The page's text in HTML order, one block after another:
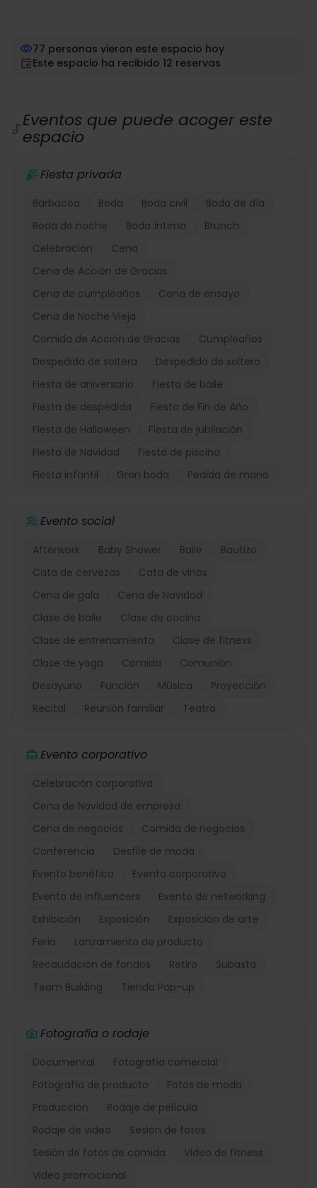
77 personas vieron este espacio hoy
Este espacio ha recibido 12 reservas
Eventos que puede acoger este
espacio
Fiesta privada
Barbacoa Boda Boda civil
Boda de día
Boda de noche
Boda íntima
Brunch
Celebración
Cena
Cena de Acción de Gracias
Cena de cumpleaños
Cena de ensayo
Cena de Noche Vieja
Comida de Acción de Gracias
Cumpleaños
Despedida de soltera
Despedida de soltero
Fiesta de aniversario
Fiesta de baile
Fiesta de despedida
Fiesta de Fin de Año
Fiesta de Halloween
Fiesta de jubilación
Fiesta de Navidad
Fiesta de piscina
Fiesta infantil
Gran boda Pedida de mano
Evento social
Afterwork Baby Shower Baile
Bautizo
Cata de cervezas
Cata de vinos
Cena de gala
Cena de Navidad
Clase de baile
Clase de cocina
Clase de entrenamiento
Clase de fitness
Clase de yoga
Comida
Comunión
Desayuno
Función Música
Proyección
Recital
Reunión familiar Teatro
Evento corporativo
Celebración corporativa
Cena de Navidad de empresa
Cena de negocios
Comida de negocios
Conferencia
Desfile de moda
Evento benéfico
Evento corporativo
Evento de influencers
Evento de networking
Exhibición
Exposición
Exposición de arte
Feria
Lanzamiento de producto
Recaudación de fondos
Retiro
Subasta
Team Building
Tienda Pop-up
Fotografía o rodaje
Documental
Fotografía comercial
Fotografía de producto
Fotos de moda
Producción
Rodaje de película
Rodaje de video
Sesión de fotos
Sesión de fotos de comida
Video de fitness
Video promocional